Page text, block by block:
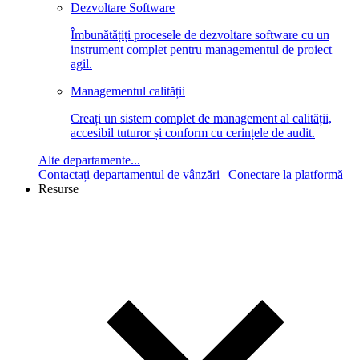
Dezvoltare Software
Îmbunătățiți procesele de dezvoltare software cu un
instrument complet pentru managementul de proiect
agil.
Managementul calității
Creați un sistem complet de management al calității,
accesibil tuturor și conform cu cerințele de audit.
Alte departamente...
Contactați departamentul de vânzări | Conectare la platformă
Resurse